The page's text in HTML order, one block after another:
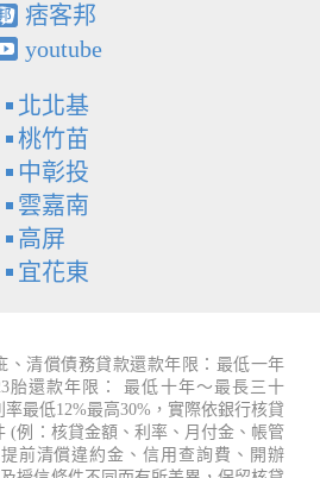
痞客邦
youtube
北北基
桃竹苗
中彰投
雲嘉南
高屏
宜花東
、清償債務貸款還款年限：最低一年
胎還款年限： 最低十年～最長三十
最低12%最高30%，實際依銀行核貸
(例：核貸金額、利率、月付金、帳管
前清償違約金、信用查詢費、開辦